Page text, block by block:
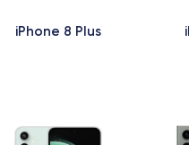
iPhone 8 Plus